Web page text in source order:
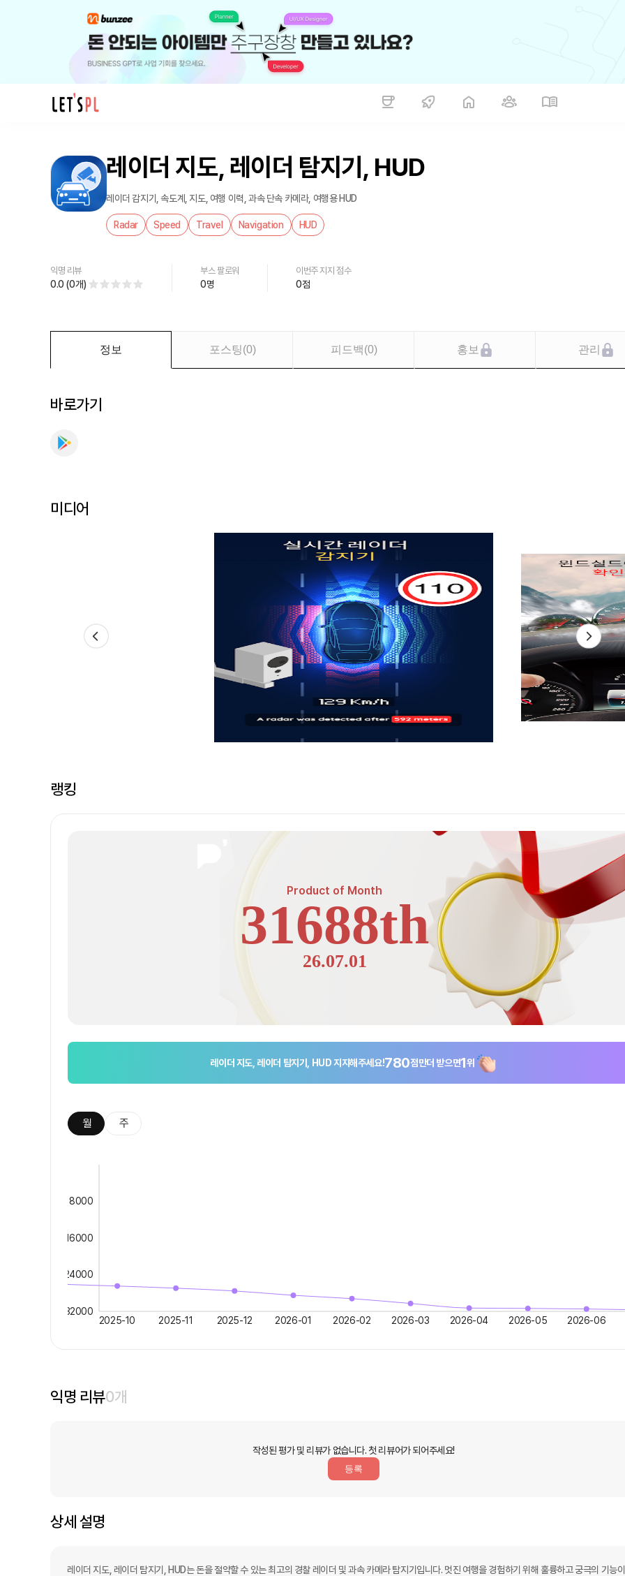
레이더 지도, 레이더 탐지기, HUD
레이더 감지기, 속도계, 지도, 여행 이력, 과속 단속 카메라, 여행용 HUD
Radar Speed Travel Navigation HUD
익명 리뷰
0.0(0개)
부스 팔로워
0명
이번주 지지 점수
0점
정보 포스팅(0) 피드백(0) 홍보 관리
바로가기
미디어
랭킹
Product of Month
31688th
26.07.01
레이더 지도, 레이더 탐지기, HUD지지해주세요!780점만더 받으면1위
월 주
2025-10 2025-11 2025-12 2026-01 2026-02 2026-03 2026-04 2026-05 2026-06
8000
16000
24000
32000
익명 리뷰0개
작성된 평가 및 리뷰가 없습니다. 첫 리뷰어가 되어주세요!
등록
상세 설명
레이더 지도, 레이더 탐지기, HUD는 돈을 절약할 수 있는 최고의 경찰 레이더 및 과속 카메라 탐지기입니다. 멋진 여행을 경험하기 위해 훌륭하고 궁극의 기능